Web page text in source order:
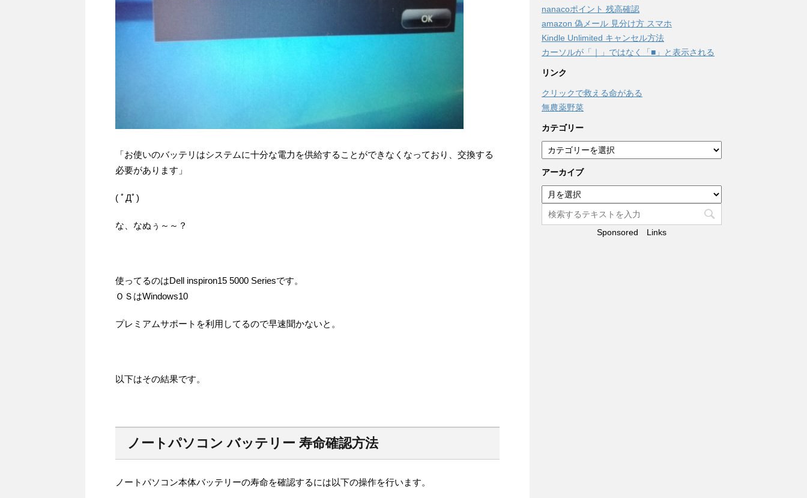
「お使いのバッテリはシステムに十分な電力を供給することができなくなっており、交換する
必要があります」
( ﾟДﾟ)
な、なぬぅ～～？
使ってるのはDell inspiron15 5000 Seriesです。
ＯＳはWindows10
プレミアムサポートを利用してるので早速聞かないと。
以下はその結果です。
ノートパソコン バッテリー 寿命確認方法
ノートパソコン本体バッテリーの寿命を確認するには以下の操作を行います。
nanacoポイント 残高確認
amazon 偽メール 見分け方 スマホ
Kindle Unlimited キャンセル方法
カーソルが「｜」ではなく「■」と表示される
リンク
クリックで救える命がある
無農薬野菜
カテゴリー
カ
テ
ゴ
ー
アーカイブ
ー
Sponsored Links